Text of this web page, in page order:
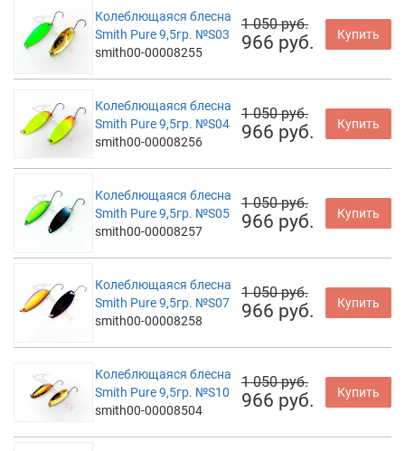
Колеблющаяся блесна
Smith Pure 9,5гр. №S03
smith00-00008255
1 050 руб.
966 руб. Купить
Колеблющаяся блесна
Smith Pure 9,5гр. №S04
smith00-00008256
1 050 руб.
966 руб. Купить
Колеблющаяся блесна
Smith Pure 9,5гр. №S05
smith00-00008257
1 050 руб.
966 руб. Купить
Колеблющаяся блесна
Smith Pure 9,5гр. №S07
smith00-00008258
1 050 руб.
966 руб. Купить
Колеблющаяся блесна
Smith Pure 9,5гр. №S10
smith00-00008504
1 050 руб.
966 руб. Купить